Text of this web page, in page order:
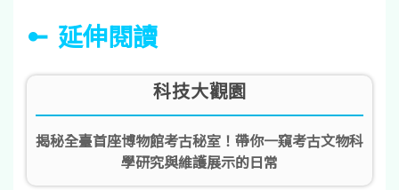
延伸閱讀
科技大觀園
揭秘全臺首座博物館考古秘室！帶你一窺考古文物科
學研究與維護展示的日常